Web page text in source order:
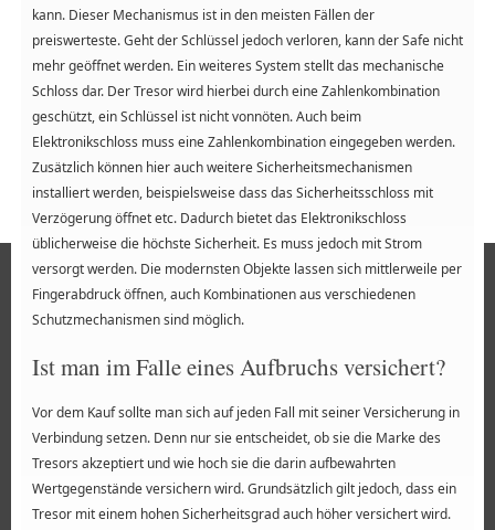
kann. Dieser Mechanismus ist in den meisten Fällen der
preiswerteste. Geht der Schlüssel jedoch verloren, kann der Safe nicht
mehr geöffnet werden. Ein weiteres System stellt das mechanische
Schloss dar. Der Tresor wird hierbei durch eine Zahlenkombination
geschützt, ein Schlüssel ist nicht vonnöten. Auch beim
Elektronikschloss muss eine Zahlenkombination eingegeben werden.
Zusätzlich können hier auch weitere Sicherheitsmechanismen
installiert werden, beispielsweise dass das Sicherheitsschloss mit
Verzögerung öffnet etc. Dadurch bietet das Elektronikschloss
üblicherweise die höchste Sicherheit. Es muss jedoch mit Strom
versorgt werden. Die modernsten Objekte lassen sich mittlerweile per
Fingerabdruck öffnen, auch Kombinationen aus verschiedenen
Schutzmechanismen sind möglich.
Ist man im Falle eines Aufbruchs versichert?
Vor dem Kauf sollte man sich auf jeden Fall mit seiner Versicherung in
Verbindung setzen. Denn nur sie entscheidet, ob sie die Marke des
Tresors akzeptiert und wie hoch sie die darin aufbewahrten
Wertgegenstände versichern wird. Grundsätzlich gilt jedoch, dass ein
Tresor mit einem hohen Sicherheitsgrad auch höher versichert wird.